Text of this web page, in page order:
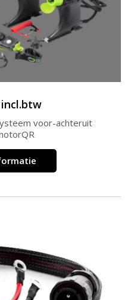
incl.btw
voor-achteruit